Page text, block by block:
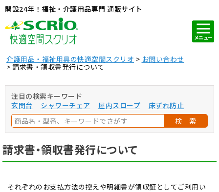
開設24年！福祉・介護用品専門 通販サイト
メニュー
介護用品・福祉用具の快適空間スクリオ
お問い合わせ
請求書・領収書発行について
注目の検索キーワード
玄関台
シャワーチェア 屋内スロープ
床ずれ防止
検 索
請求書・領収書発行について
それぞれのお支払方法の控えや明細書が領収証としてご利用い